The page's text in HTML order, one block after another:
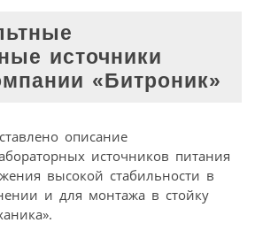
источники
«Битроник»
описание
источников питания
высокой стабильности в
и для монтажа в стойку